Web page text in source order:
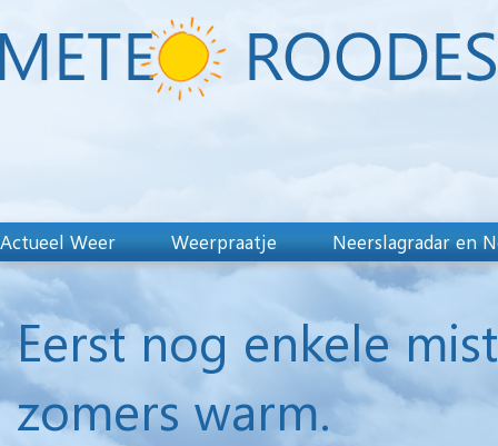
Actueel Weer Weerpraatje Neerslagradar en
Eerst nog enkele
zomers warm.